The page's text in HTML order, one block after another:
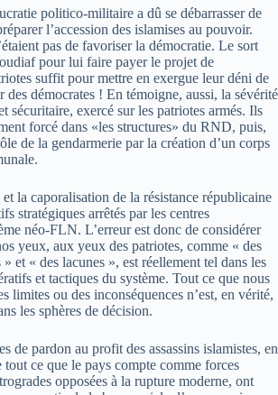
politico-militaire a dû se débarrasser de
l’accession des islamises au pouvoir.
pas de favoriser la démocratie. Le sort
pour lui faire payer le projet de
suffit pour mettre en exergue leur déni de
des démocrates ! En témoigne, aussi, la sévérité
sécuritaire, exercé sur les patriotes armés. Ils
forcé dans «les structures» du RND, puis,
de la gendarmerie par la création d’un corps
la caporalisation de la résistance républicaine
stratégiques arrêtés par les centres
néo-FLN. L’erreur est donc de considérer
yeux, aux yeux des patriotes, comme « des
et « des lacunes », est réellement tel dans les
et tactiques du système. Tout ce que nous
limites ou des inconséquences n’est, en vérité,
les sphères de décision.
de pardon au profit des assassins islamistes, en
ce que le pays compte comme forces
opposées à la rupture moderne, ont